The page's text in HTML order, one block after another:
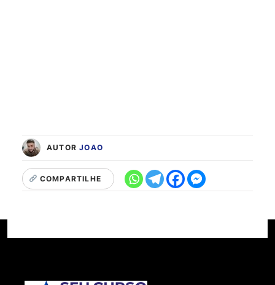
AUTORJOAO
COMPARTILHE